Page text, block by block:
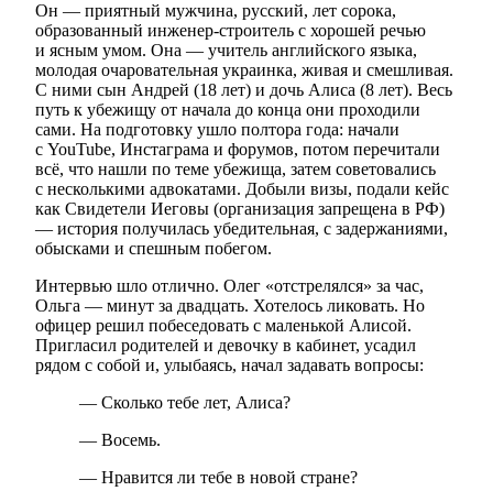
Он — приятный мужчина, русский, лет сорока,
образованный инженер-строитель с хорошей речью
и ясным умом. Она — учитель английского языка,
молодая очаровательная украинка, живая и смешливая.
С ними сын Андрей (18 лет) и дочь Алиса (8 лет). Весь
путь к убежищу от начала до конца они проходили
сами. На подготовку ушло полтора года: начали
с YouTube, Инстаграма и форумов, потом перечитали
всё, что нашли по теме убежища, затем советовались
с несколькими адвокатами. Добыли визы, подали кейс
как Свидетели Иеговы (организация запрещена в РФ)
— история получилась убедительная, с задержаниями,
обысками и спешным побегом.
Интервью шло отлично. Олег «отстрелялся» за час,
Ольга — минут за двадцать. Хотелось ликовать. Но
офицер решил побеседовать с маленькой Алисой.
Пригласил родителей и девочку в кабинет, усадил
рядом с собой и, улыбаясь, начал задавать вопросы:
— Сколько тебе лет, Алиса?
— Восемь.
— Нравится ли тебе в новой стране?